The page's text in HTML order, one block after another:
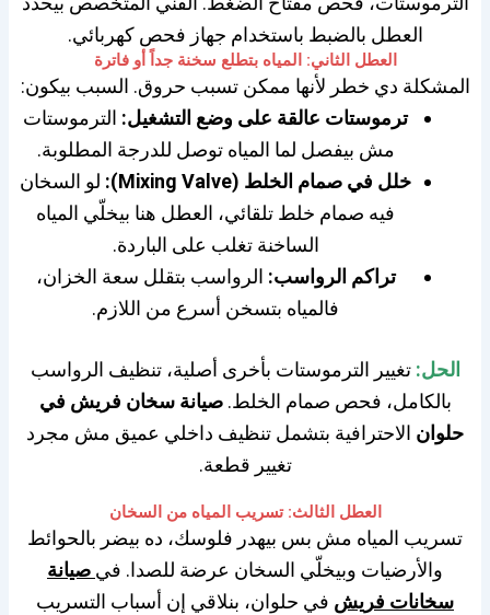
العطل بالضبط باستخدام جهاز فحص كهربائي.
العطل الثاني: المياه بتطلع سخنة جداً أو فاترة
المشكلة دي خطر لأنها ممكن تسبب حروق. السبب بيكون:
ترموستات عالقة على وضع التشغيل: الترموستات
مش بيفصل لما المياه توصل للدرجة المطلوبة.
خلل في صمام الخلط (Mixing Valve):
لو السخان
فيه صمام خلط تلقائي، العطل هنا بيخلّي المياه
الساخنة تغلب على الباردة.
تراكم الرواسب: الرواسب بتقلل سعة الخزان،
فالمياه بتسخن أسرع من اللازم.
الحل: تغيير الترموستات بأخرى أصلية، تنظيف الرواسب
بالكامل، فحص صمام الخلط.صيانة سخان فريش في
حلوان الاحترافية بتشمل تنظيف داخلي عميق مش مجرد
تغيير قطعة.
العطل الثالث: تسريب المياه من السخان
تسريب المياه مش بس بيهدر فلوسك، ده بيضر بالحوائط
والأرضيات وبيخلّي السخان عرضة للصدا. في صيانة
سخانات فريش في حلوان، بنلاقي إن أسباب التسريب